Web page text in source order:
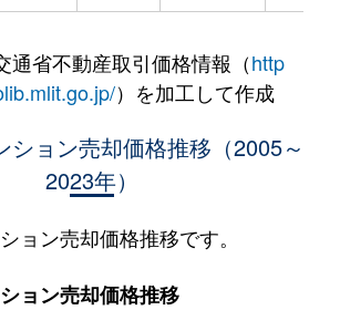
通省不動産取引価格情報（http
）を加工して作成
ション売却価格推移（2005～
2023年）
ョン売却価格推移です。
ョン売却価格推移